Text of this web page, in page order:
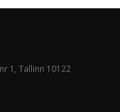
1, Tallinn 10122